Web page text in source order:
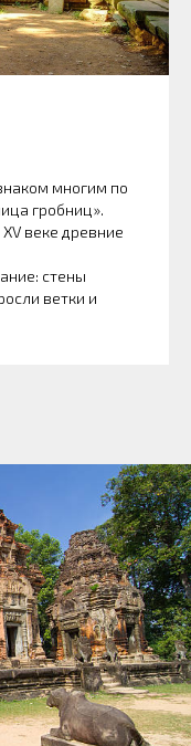
многим по
гробниц».
веке древние
стены
ветки и